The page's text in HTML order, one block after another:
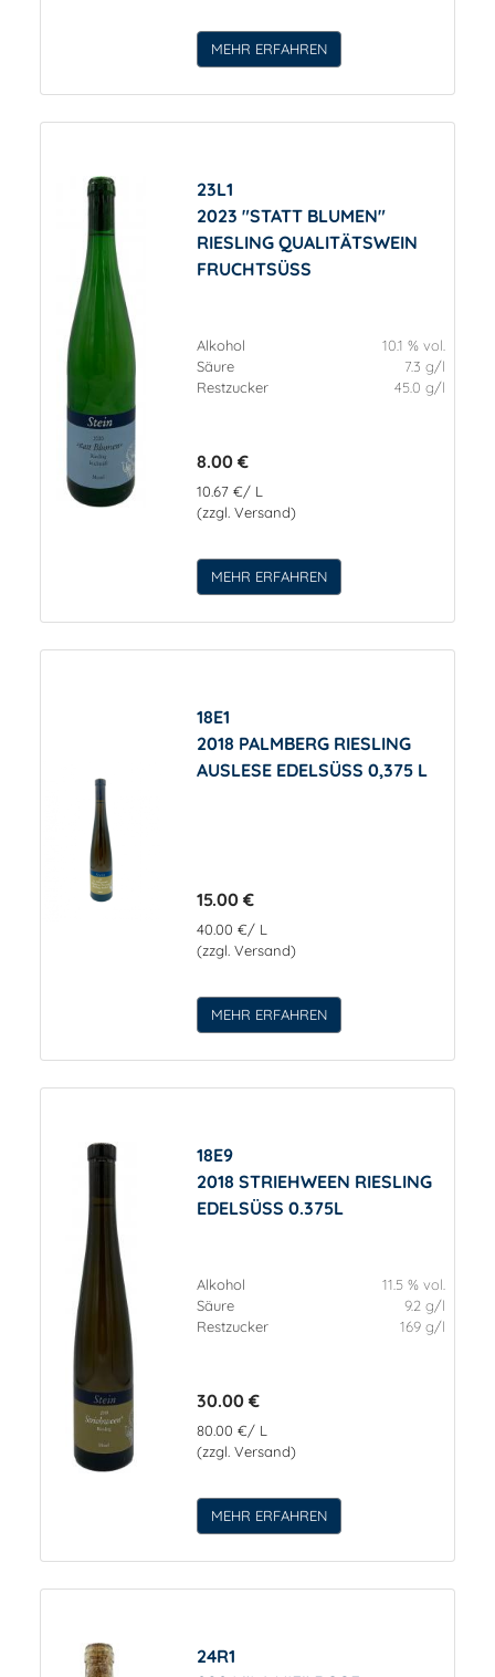
MEHR ERFAHREN
23L1
2023 "STATT BLUMEN"
RIESLING QUALITÄTSWEIN
FRUCHTSÜSS
Alkohol
10.1 % vol.
Säure
7.3 g/l
Restzucker
45.0 g/l
8.00 €
10.67 €/ L
(zzgl. Versand)
MEHR ERFAHREN
18E1
2018 PALMBERG RIESLING
AUSLESE EDELSÜSS 0,375 L
15.00 €
40.00 €/ L
(zzgl. Versand)
MEHR ERFAHREN
18E9
2018 STRIEHWEEN RIESLING
EDELSÜSS 0.375L
Alkohol
11.5 % vol.
Säure
9.2 g/l
Restzucker
169 g/l
30.00 €
80.00 €/ L
(zzgl. Versand)
MEHR ERFAHREN
24R1